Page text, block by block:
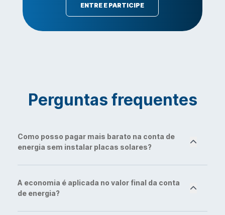
ENTRE E PARTICIPE
Perguntas frequentes
Como posso pagar mais barato na conta de
energia sem instalar placas solares?
A economia é aplicada no valor final da conta
de energia?